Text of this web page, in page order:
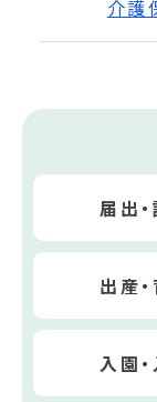
介護
届出
出産
入園